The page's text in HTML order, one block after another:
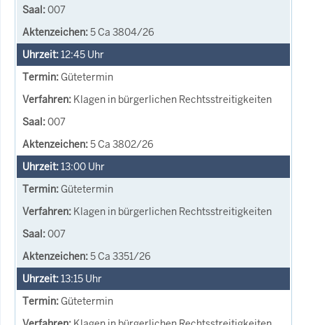
007
5 Ca 3804/26
12:45 Uhr
Gütetermin
Klagen in bürgerlichen Rechtsstreitigkeiten
007
5 Ca 3802/26
13:00 Uhr
Gütetermin
Klagen in bürgerlichen Rechtsstreitigkeiten
007
5 Ca 3351/26
13:15 Uhr
Gütetermin